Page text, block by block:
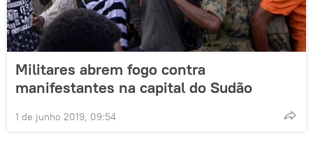
Militares abrem fogo contra
manifestantes na capital do Sudão
1 de junho 2019, 09:54